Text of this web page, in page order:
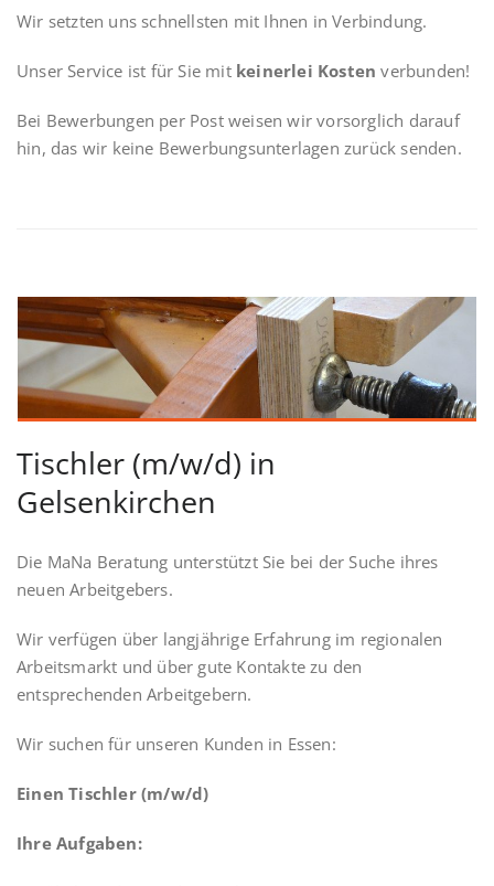
Wir setzten uns schnellsten mit Ihnen in Verbindung.
Unser Service ist für Sie mit keinerlei Kosten verbunden!
Bei Bewerbungen per Post weisen wir vorsorglich darauf
hin, das wir keine Bewerbungsunterlagen zurück senden.
Tischler (m/w/d) in
Gelsenkirchen
Die MaNa Beratung unterstützt Sie bei der Suche ihres
neuen Arbeitgebers.
Wir verfügen über langjährige Erfahrung im regionalen
Arbeitsmarkt und über gute Kontakte zu den
entsprechenden Arbeitgebern.
Wir suchen für unseren Kunden in Essen:
Einen Tischler (m/w/d)
Ihre Aufgaben: